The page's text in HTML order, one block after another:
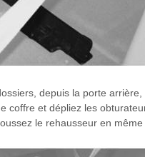
depuis la porte
coffre et dépliez les
le rehausseur en